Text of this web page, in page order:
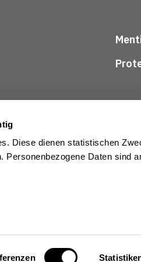
Diese dienen statistischen
Personenbezogene Daten sind